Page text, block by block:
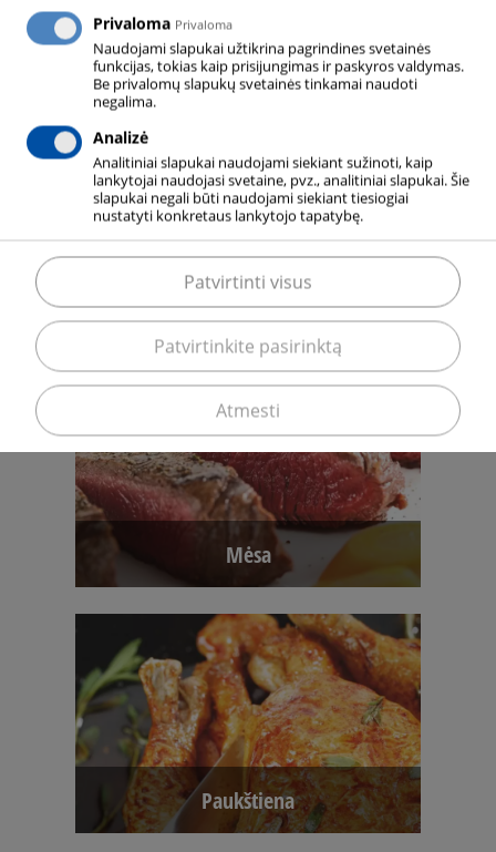
Šiltnamis
Ledai
Mėsa
Paukštiena
Privaloma Privaloma
Naudojami slapukai užtikrina pagrindines svetainės
funkcijas, tokias kaip prisijungimas ir paskyros valdymas.
Be privalomų slapukų svetainės tinkamai naudoti
negalima.
Analizė
Analitiniai slapukai naudojami siekiant sužinoti, kaip
lankytojai naudojasi svetaine, pvz., analitiniai slapukai. Šie
slapukai negali būti naudojami siekiant tiesiogiai
nustatyti konkretaus lankytojo tapatybę.
Atmesti
Patvirtinkite pasirinktą
Patvirtinti visus